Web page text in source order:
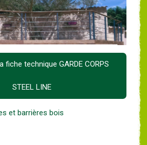
fiche technique GARDE CORPS
STEEL LINE
et barrières bois